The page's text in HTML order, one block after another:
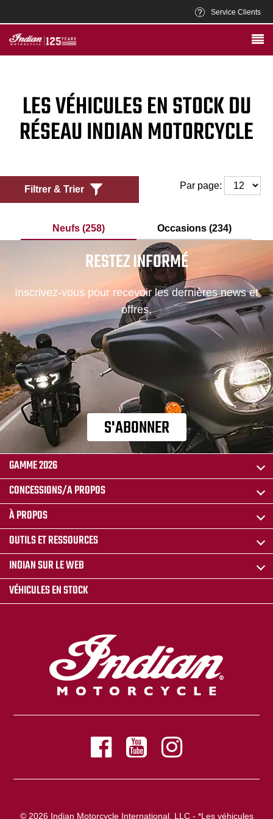
Service Clients
LES VÉHICULES EN STOCK DU
RÉSEAU INDIAN MOTORCYCLE
Filtrer & Trier Par page:
Neufs (258) Occasions (234)
RESTEZ INFORMÉ
Inscrivez-vous pour recevoir les dernières news et
offres.
S'ABONNER
GAMME 2026
CONCESSIONS/A PROPOS
À PROPOS
OUTILS ET RESSOURCES
INDIAN SUR LE WEB
VÉHICULES EN STOCK
© 2026 Indian Motorcycle International, LLC - *Les véhicules